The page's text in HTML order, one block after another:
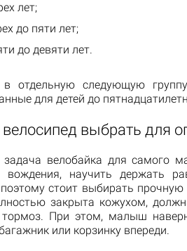
лет;
до пяти лет;
до девяти лет.
в отдельную следующую
для детей до
выбрать для
задача велобайка для самого
вождения, научить держать
стоит выбирать
закрыта кожухом,
При этом, малыш
или корзинку впереди.